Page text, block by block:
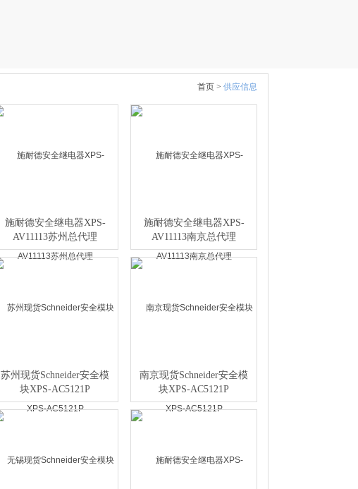
首页 > 供应信息
施耐德安全继电器XPS-
AV11113苏州总代理
施耐德安全继电器XPS-
AV11113南京总代理
苏州现货Schneider安全模
块XPS-AC5121P
南京现货Schneider安全模
块XPS-AC5121P